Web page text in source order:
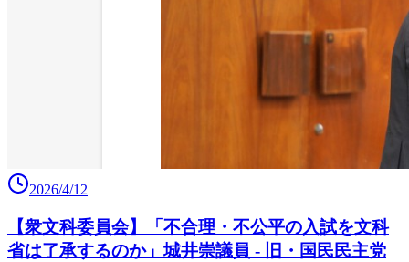
2026/4/12
【衆文科委員会】「不合理・不公平の入試を文科
省は了承するのか」城井崇議員 - 旧・国民民主党